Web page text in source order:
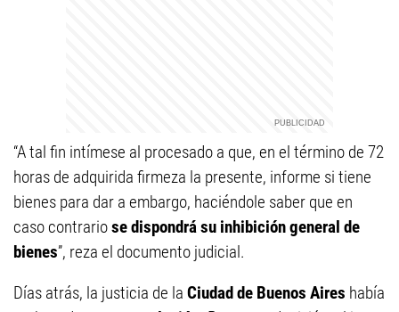
“A tal fin intímese al procesado a que, en el término de 72
horas de adquirida firmeza la presente, informe si tiene
bienes para dar a embargo, haciéndole saber que en
caso contrariose dispondrá su inhibición general de
bienes”, reza el documento judicial.
Días atrás, la justicia de la Ciudad de Buenos Aires había